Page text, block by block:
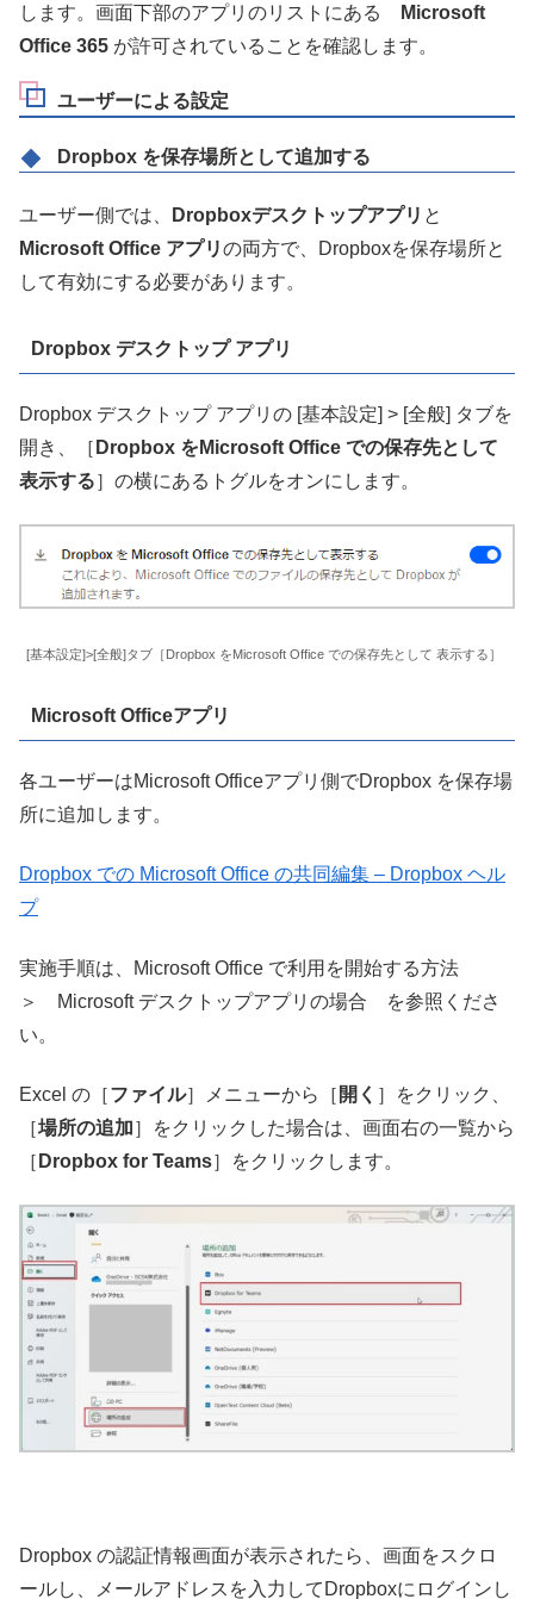
します。画面下部のアプリのリストにある
Microsoft
Office 365 が許可されていることを確認します。
ユーザーによる設定
Dropbox を保存場所として追加する
ユーザー側では、 Dropboxデスクトップアプリ と
Microsoft Office アプリの両方で、Dropboxを保存場所と
して有効にする必要があります。
Dropbox デスクトップ アプリ
Dropbox デスクトップ アプリの [基本設定] > [全般] タブを
開き
、［ Dropbox をMicrosoft Office での保存先として
表示する］の横にあるトグルをオンにします。
[基本設定]>[全般]タブ［Dropbox をMicrosoft Office での保存先として 表示する］
Microsoft Officeアプリ
各ユーザーはMicrosoft Officeアプリ側でDropbox を保存場
所に追加します。
Dropbox での Microsoft Office の共同編集 – Dropbox ヘル
プ
実施手順は、Microsoft Office で利用を開始する方法
＞ Microsoft デスクトップアプリの場合 を参照くださ
い。
Excel の［ファイル］メニューから［ 開く ］をクリック、
［場所の追加］をクリックした場合は、 画面右の一覧から
［ Dropbox for Teams］をクリックします。
Dropbox の認証情報画面が表示されたら、画面をスクロ
ールし、メールアドレスを入力してDropboxにログインし